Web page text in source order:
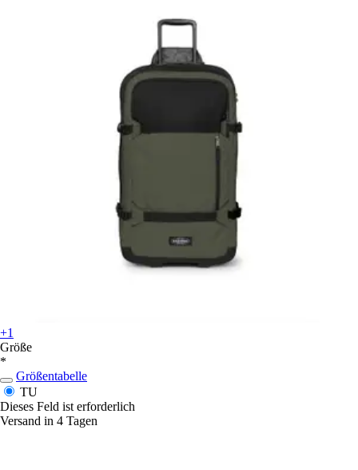
+1
Größe
*
Größentabelle
TU
Dieses Feld ist erforderlich
Versand in 4 Tagen